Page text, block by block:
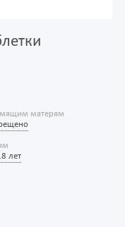
матерям
лет